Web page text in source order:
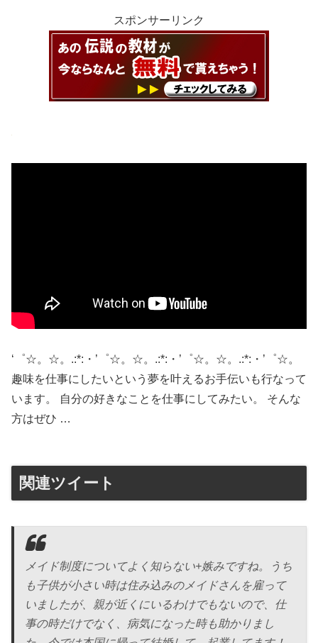
スポンサーリンク
‘゜☆。☆。.:*:・’゜☆。☆。.:*:・’゜☆。☆。.:*:・’゜☆。
趣味を仕事にしたいという夢を叶えるお手伝いも行なって
います。 自分の好きなことを仕事にしてみたい。 そんな
方はぜひ …
関連ツイート
メイド制度についてよく知らない+嫉みですね。うち
も子供が小さい時は住み込みのメイドさんを雇って
いましたが、親が近くにいるわけでもないので、仕
事の時だけでなく、病気になった時も助かりまし